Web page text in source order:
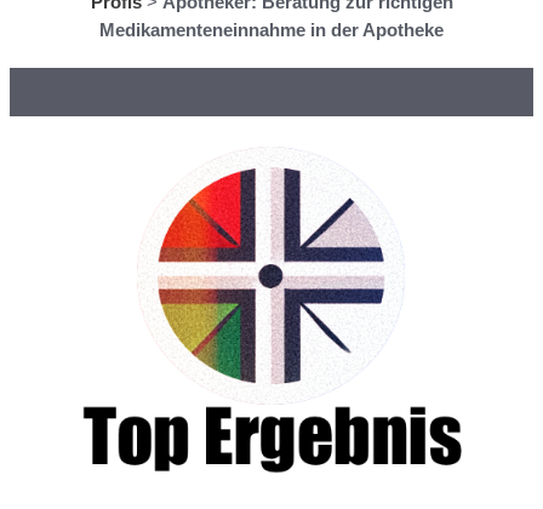
Medikamenteneinnahme in der Apotheke